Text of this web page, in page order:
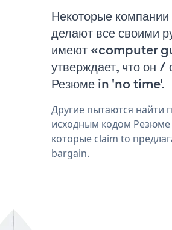
Некоторые
делают все своими
имеют «computer
утверждает, что он /
Резюме in 'no time'.
Другие пытаются найти
исходным кодом
которые claim to
bargain.